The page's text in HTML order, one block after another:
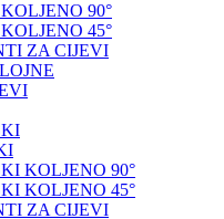
90°
45°
ZA CIJEVI
KOLJENO 90°
KOLJENO 45°
ZA CIJEVI